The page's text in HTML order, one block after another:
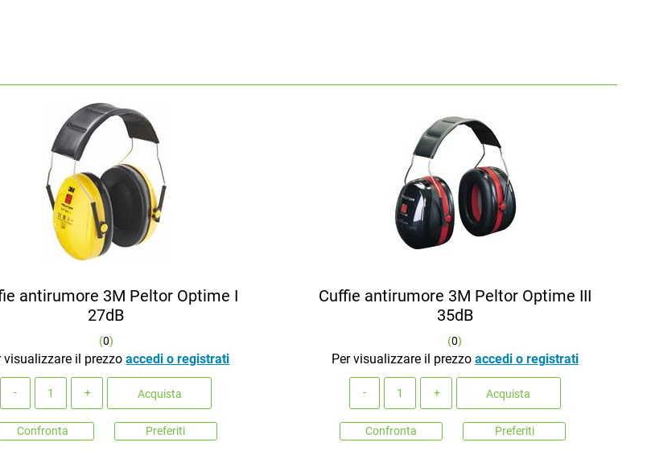
antirumore 3M Peltor Optime I
27dB
(0)
visualizzare il prezzoaccedi o registrati
Acquista
Confronta Preferiti
Cuffie antirumore 3M Peltor Optime III
35dB
(0)
Per visualizzare il prezzo accedi o registrati
Acquista
Confronta Preferiti